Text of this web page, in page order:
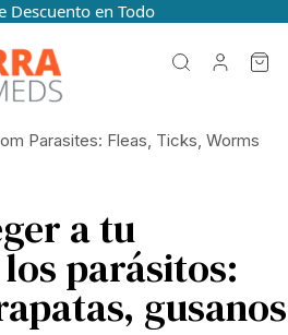
Descuento en Todo
Parasites: Fleas, Ticks, Worms
a tu
parásitos:
gusanos